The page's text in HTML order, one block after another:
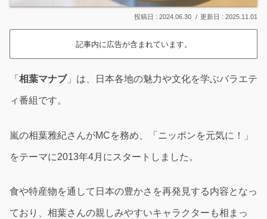
2024.06.30 2025.11.01
記事内に広告が含まれています。
「 相葉マナブ」は、日本各地の魅力や文化を学ぶバラエテ
ィ番組です。
嵐の相葉雅紀さんがMCを務め、「ニッポンを元気に！」
をテーマに2013年4月にスタートしました。
食や特産物を通して日本の豊かさを再発見する内容となっ
ており、相葉さんの親しみやすいキャラクターも相まっ